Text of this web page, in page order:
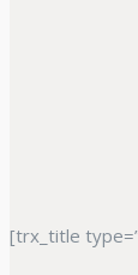
[trx_title